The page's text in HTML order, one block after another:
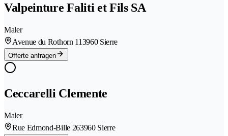
Valpeinture Faliti et Fils SA
Maler
Avenue du Rothorn 113960 Sierre
Offerte anfragen
Ceccarelli Clemente
Maler
Rue Edmond-Bille 263960 Sierre